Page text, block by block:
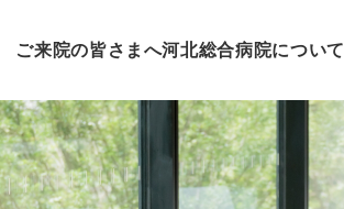
ご来院の皆さまへ河北総合病院について